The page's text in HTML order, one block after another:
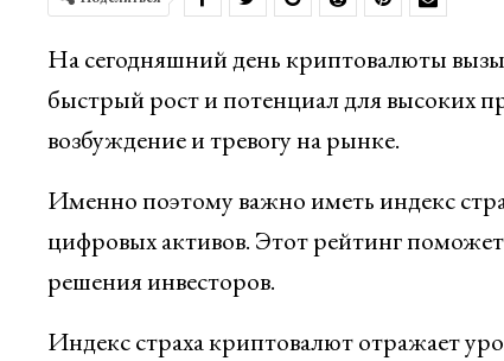
На сегодняшний день криптовалюты
быстрый рост и потенциал для высоких
возбуждение и тревогу на рынке.
Именно поэтому важно иметь индекс
цифровых активов. Этот рейтинг
решения инвесторов.
Индекс страха криптовалют отражает